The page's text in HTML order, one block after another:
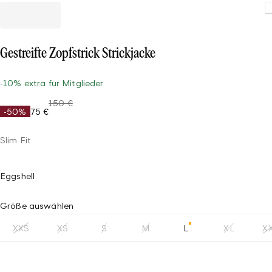
Gestreifte Zopfstrick Strickjacke
-10% extra für Mitglieder
-50% 75 €
150 €
Slim Fit
Eggshell
Größe auswählen
XXS XS S M L XL